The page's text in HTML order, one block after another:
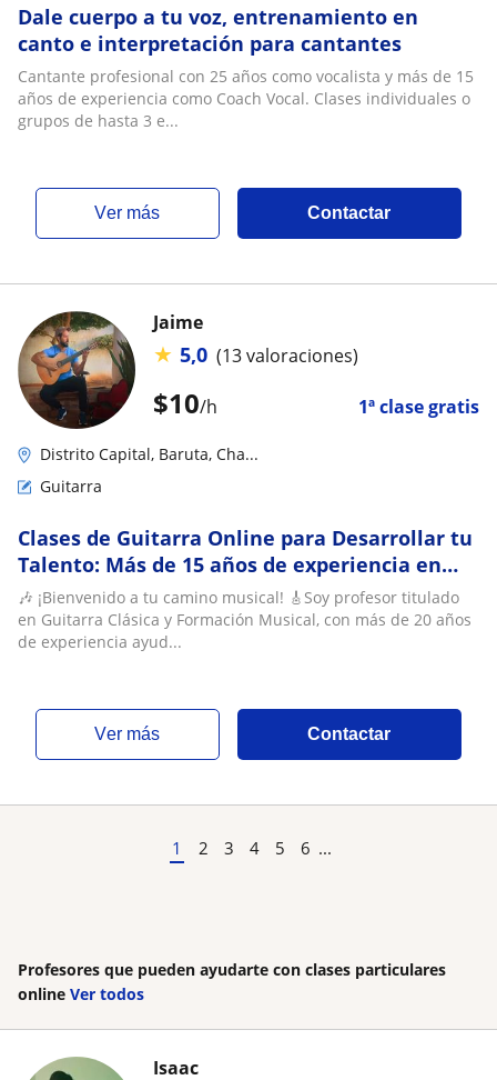
Dale cuerpo a tu voz, entrenamiento en
canto e interpretación para cantantes
Cantante profesional con 25 años como vocalista y más de 15
años de experiencia como Coach Vocal. Clases individuales o
grupos de hasta 3 e...
ver más Contactar
$10/h 1ª clase gratis
Jaime
★ 5,0 (13 valoraciones)
Distrito Capital, Baruta, Cha...
Guitarra
Clases de Guitarra Online para Desarrollar tu
Talento: Más de 15 años de experiencia en
Conservatorio de Música
🎶 ¡Bienvenido a tu camino musical! 🎸Soy profesor titulado
en Guitarra Clásica y Formación Musical, con más de 20 años
de experiencia ayud...
ver más Contactar
1 2 3 4 5 6 ...
Profesores que pueden ayudarte con clases particulares
online Ver todos
Isaac